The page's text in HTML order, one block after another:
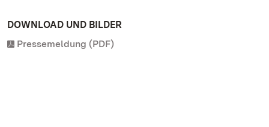
DOWNLOAD UND BILDER
Pressemeldung (PDF)